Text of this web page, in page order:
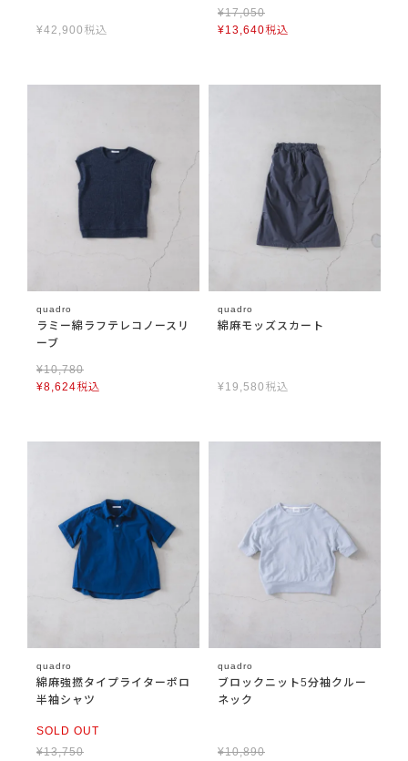
¥42,900 税込
¥17,050
¥13,640税込
quadro
ラミー綿ラフテレコノースリ
ーブ
¥10,780
¥8,624税込
quadro
綿麻モッズスカート
¥19,580 税込
quadro
綿麻強撚タイプライターポロ
半袖シャツ
SOLD OUT
¥13,750
quadro
ブロックニット5分袖クルー
ネック
¥10,890